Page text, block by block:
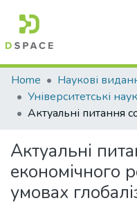
Communities &
All of DSpace
Home
Наукові
Актуальні
економічного
умовах